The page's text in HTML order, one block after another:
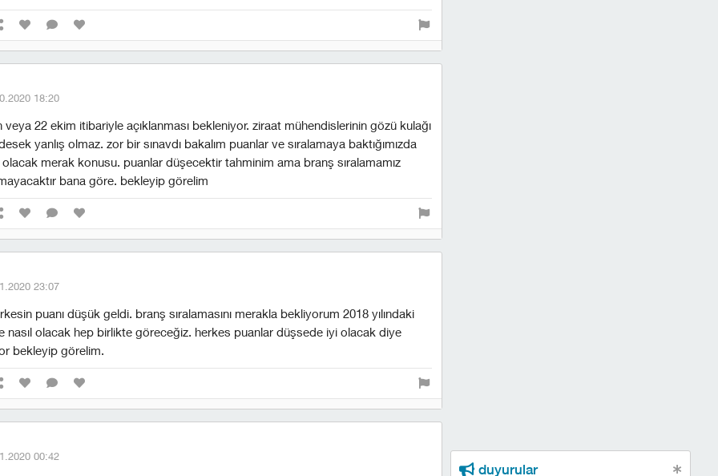
18:20
veya 22 ekim itibariyle açıklanması bekleniyor. ziraat mühendislerinin gözü kulağı
yanlış olmaz. zor bir sınavdı bakalım puanlar ve sıralamaya baktığımızda
merak konusu. puanlar düşecektir tahminim ama branş sıralamamız
bana göre. bekleyip görelim
23:07
puanı düşük geldi. branş sıralamasını merakla bekliyorum 2018 yılındaki
nasıl olacak hep birlikte göreceğiz. herkes puanlar düşsede iyi olacak diye
bekleyip görelim.
00:42
duyurular